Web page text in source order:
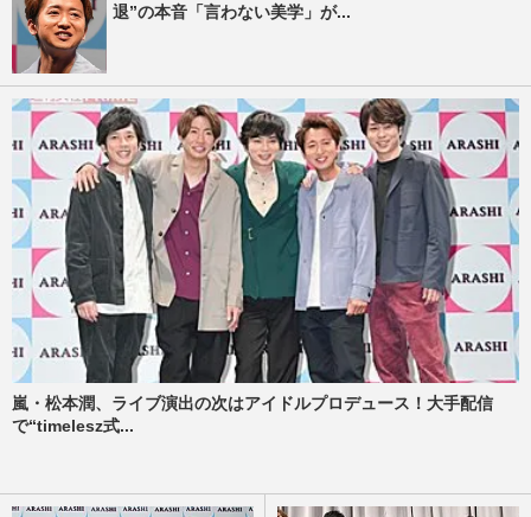
退”の本音「言わない美学」が...
嵐・松本潤、ライブ演出の次はアイドルプロデュース！大手配信
で“timelesz式...